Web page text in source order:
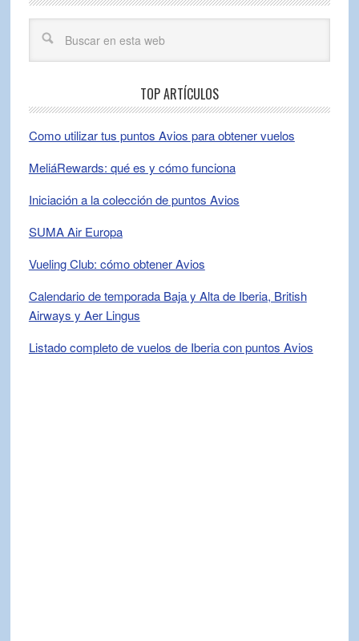
TOP ARTÍCULOS
Como utilizar tus puntos Avios para obtener vuelos
MeliáRewards: qué es y cómo funciona
Iniciación a la colección de puntos Avios
SUMA Air Europa
Vueling Club: cómo obtener Avios
Calendario de temporada Baja y Alta de Iberia, British
Airways y Aer Lingus
Listado completo de vuelos de Iberia con puntos Avios